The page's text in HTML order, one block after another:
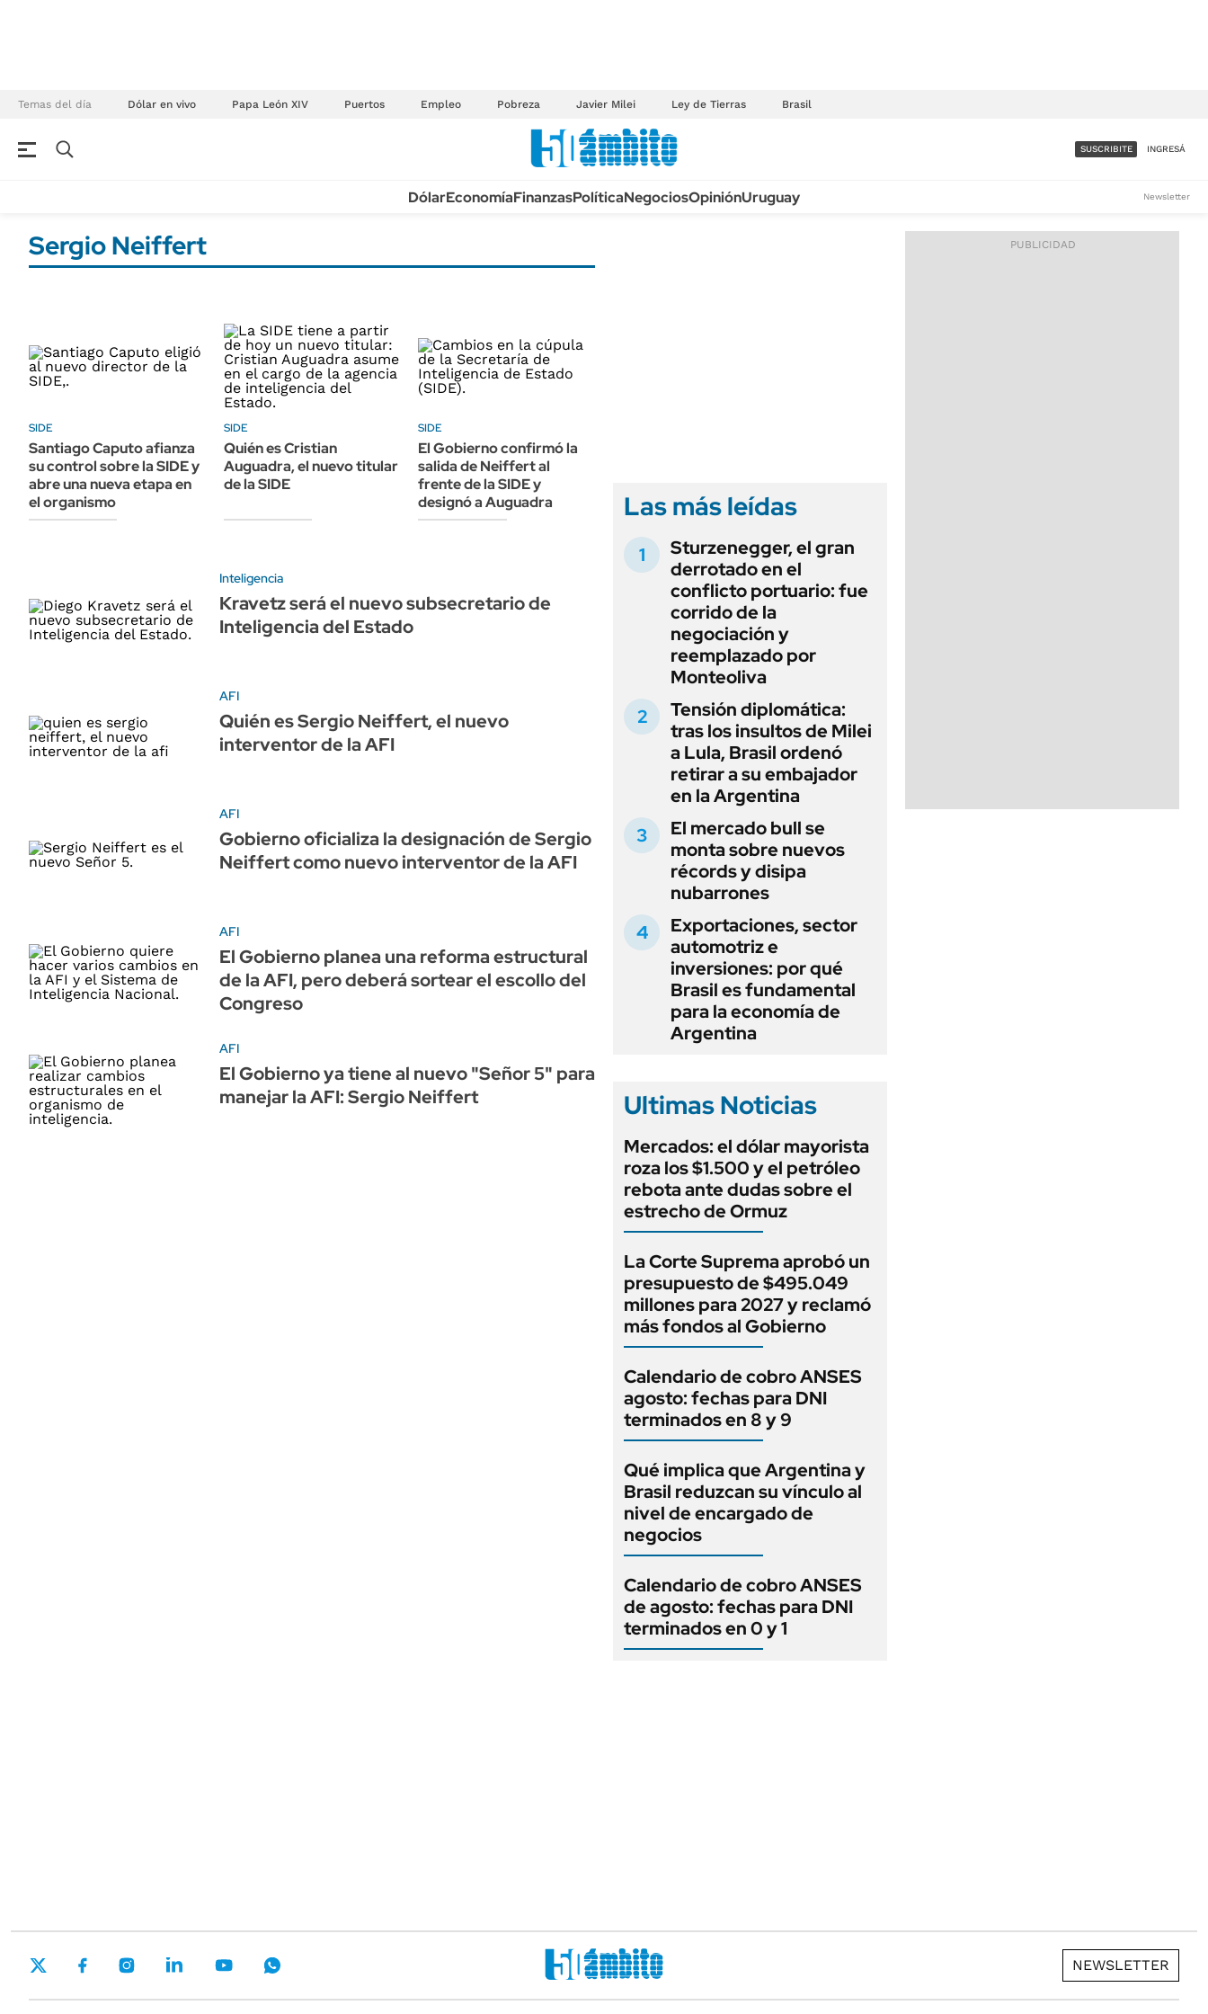
Temas del día Dólar en vivo Papa León XIV Puertos Empleo Pobreza Javier Milei Ley de Tierras Brasil
Banco de Datos
Dólar
Mercados
MEDIAKIT AMBITO DEBATE
ENERGY REPORT
POLÍTICA
Nacional
Municipios
URUGUAY
TECNOLOGÍA
OPINIÓN
ESPECTÁCULOS
AUTOS
ACCESO FULL - $1.800/MES
SUSCRIBITE INGRESÁ
DólarEconomíaFinanzasPolíticaNegociosOpiniónUruguay Newsletter
Sergio Neiffert
SIDE
Santiago Caputo afianza
su control sobre la SIDE y
abre una nueva etapa en
el organismo
SIDE
Quién es Cristian
Auguadra, el nuevo titular
de la SIDE
SIDE
El Gobierno confirmó la
salida de Neiffert al
frente de la SIDE y
designó a Auguadra
Inteligencia
Kravetz será el nuevo subsecretario de
Inteligencia del Estado
AFI
Quién es Sergio Neiffert, el nuevo
interventor de la AFI
AFI
Gobierno oficializa la designación de Sergio
Neiffert como nuevo interventor de la AFI
AFI
El Gobierno planea una reforma estructural
de la AFI, pero deberá sortear el escollo del
Congreso
AFI
El Gobierno ya tiene al nuevo "Señor 5" para
manejar la AFI: Sergio Neiffert
Las más leídas
Sturzenegger, el gran
derrotado en el
conflicto portuario: fue
corrido de la
negociación y
reemplazado por
Monteoliva
Tensión diplomática:
tras los insultos de Milei
a Lula, Brasil ordenó
retirar a su embajador
en la Argentina
El mercado bull se
monta sobre nuevos
récords y disipa
nubarrones
Exportaciones, sector
automotriz e
inversiones: por qué
Brasil es fundamental
para la economía de
Argentina
Ultimas Noticias
Mercados: el dólar mayorista
roza los $1.500 y el petróleo
rebota ante dudas sobre el
estrecho de Ormuz
La Corte Suprema aprobó un
presupuesto de $495.049
millones para 2027 y reclamó
más fondos al Gobierno
Calendario de cobro ANSES
agosto: fechas para DNI
terminados en 8 y 9
Qué implica que Argentina y
Brasil reduzcan su vínculo al
nivel de encargado de
negocios
Calendario de cobro ANSES
de agosto: fechas para DNI
terminados en 0 y 1
NEWSLETTER